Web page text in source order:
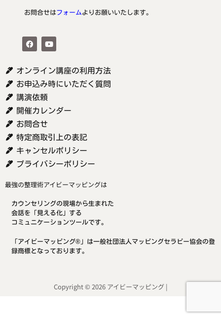
お問合せはフォームよりお願いいたします。
オンライン講座の利用方法
お申込み時にいただく質問
講演依頼
開催カレンダー
お問合せ
特定商取引上の表記
キャンセルポリシー
プライバシーポリシー
最強の整理術アイビーマッピングは
カウンセリングの現場から生まれた
会話を「見える化」する
コミュニケーションツールです。
「アイビーマッピング®」は一般社団法人マッピングセラピー協会の登
録商標となっております。
Copyright © 2026 アイビーマッピング |